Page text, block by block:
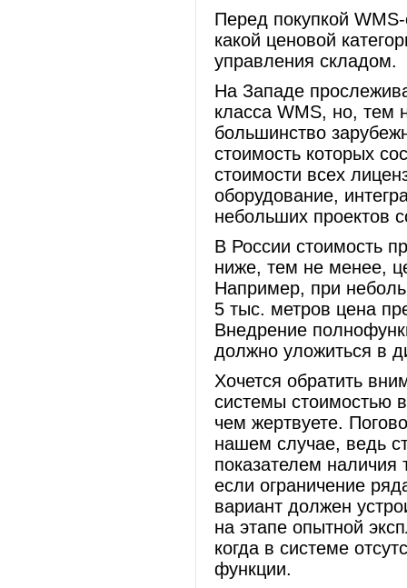
Перед покупкой
какой ценовой
управления складом.
На Западе
класса WMS, но, тем
большинство
стоимость которых
стоимости всех
оборудование,
небольших проектов
В России стоимость
ниже, тем не менее,
Например, при
5 тыс. метров цена
Внедрение
должно уложиться в
Хочется обратить
системы стоимостью
чем жертвуете.
нашем случае, ведь
показателем
если ограничение
вариант должен
на этапе опытной
когда в системе
функции.